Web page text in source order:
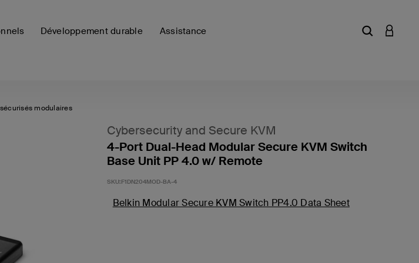
Développement durable Assistance Saisir un
modulaires
Cybersecurity and Secure KVM
4-Port Dual-Head Modular Secure KVM Switch
Base Unit PP 4.0 w/ Remote
SKU:F1DN204MOD-BA-4
Belkin Modular Secure KVM Switch PP4.0 Data Sheet